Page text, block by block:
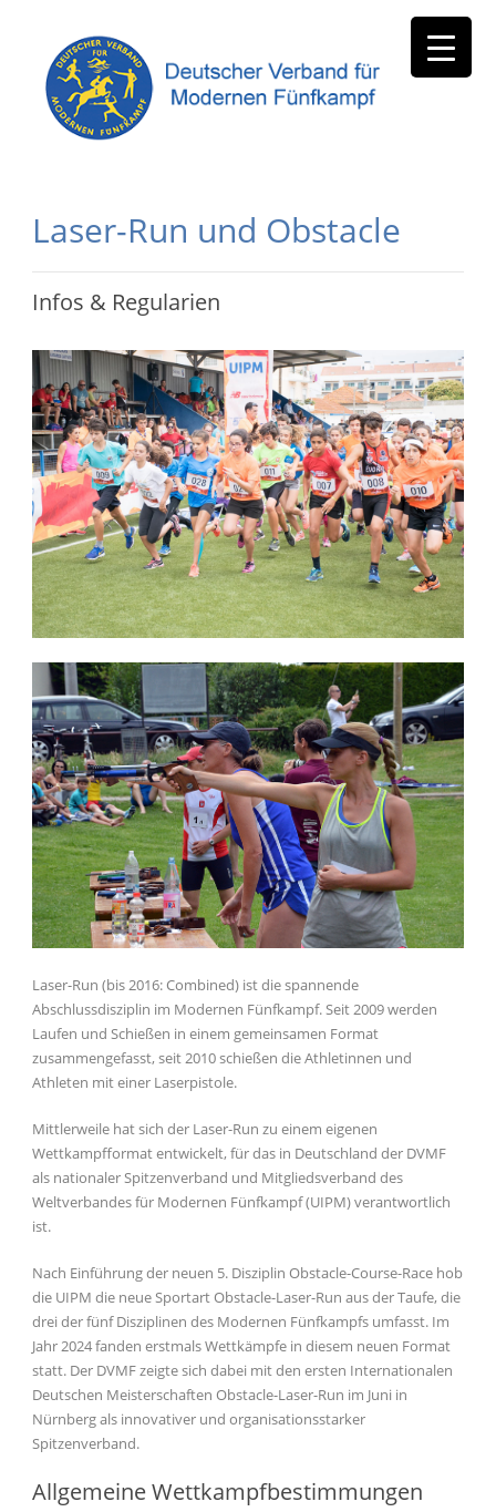
Laser-Run und Obstacle
Infos & Regularien
Laser-Run (bis 2016: Combined) ist die spannende
Abschlussdisziplin im Modernen Fünfkampf. Seit 2009 werden
Laufen und Schießen in einem gemeinsamen Format
zusammengefasst, seit 2010 schießen die Athletinnen und
Athleten mit einer Laserpistole.
Mittlerweile hat sich der Laser-Run zu einem eigenen
Wettkampfformat entwickelt, für das in Deutschland der DVMF
als nationaler Spitzenverband und Mitgliedsverband des
Weltverbandes für Modernen Fünfkampf (UIPM) verantwortlich
ist.
Nach Einführung der neuen 5. Disziplin Obstacle-Course-Race hob
die UIPM die neue Sportart Obstacle-Laser-Run aus der Taufe, die
drei der fünf Disziplinen des Modernen Fünfkampfs umfasst. Im
Jahr 2024 fanden erstmals Wettkämpfe in diesem neuen Format
statt. Der DVMF zeigte sich dabei mit den ersten Internationalen
Deutschen Meisterschaften Obstacle-Laser-Run im Juni in
Nürnberg als innovativer und organisationsstarker
Spitzenverband.
Allgemeine Wettkampfbestimmungen